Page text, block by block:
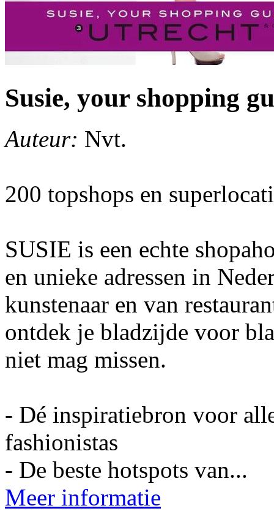
Susie, your shopping
Auteur: Nvt.
200 topshops en
SUSIE is een echte
en unieke adressen in
kunstenaar en van
ontdek je bladzijde voor
niet mag missen.
- Dé inspiratiebron voor
fashionistas
- De beste hotspots van...
Meer informatie